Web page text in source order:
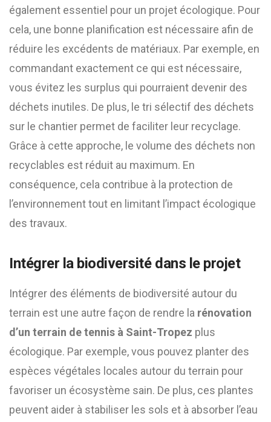
également essentiel pour un projet écologique. Pour
cela, une bonne planification est nécessaire afin de
réduire les excédents de matériaux. Par exemple, en
commandant exactement ce qui est nécessaire,
vous évitez les surplus qui pourraient devenir des
déchets inutiles. De plus, le tri sélectif des déchets
sur le chantier permet de faciliter leur recyclage.
Grâce à cette approche, le volume des déchets non
recyclables est réduit au maximum. En
conséquence, cela contribue à la protection de
l’environnement tout en limitant l’impact écologique
des travaux.
Intégrer la biodiversité dans le projet
Intégrer des éléments de biodiversité autour du
terrain est une autre façon de rendre la rénovation
d’un terrain de tennis à Saint-Tropez plus
écologique. Par exemple, vous pouvez planter des
espèces végétales locales autour du terrain pour
favoriser un écosystème sain. De plus, ces plantes
peuvent aider à stabiliser les sols et à absorber l’eau